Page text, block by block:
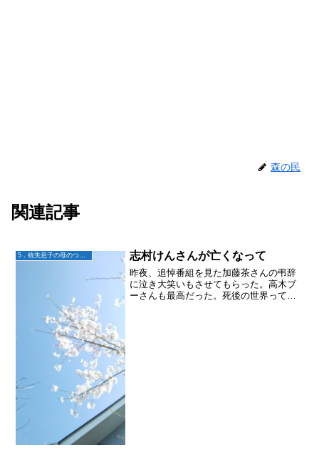
森の民
関連記事
5．統失息子の母のつぶやき 志村けんさんが亡くなって
昨夜、追悼番組を見た加藤茶さんの弔辞
に泣き大笑いもさせてもらった。高木ブ
ーさんも最高だった。死後の世界って、